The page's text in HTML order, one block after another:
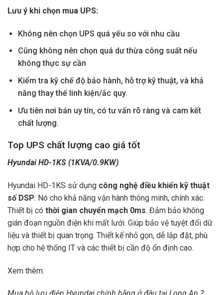
Lưu ý khi chọn mua UPS:
Không nên chọn UPS quá yếu so với nhu cầu
Cũng không nên chọn quá dư thừa công suất nếu
không thực sự cần
Kiểm tra kỹ chế độ bảo hành, hỗ trợ kỹ thuật, và khả
năng thay thế linh kiện/ắc quy.
Ưu tiên nơi bán uy tín, có tư vấn rõ ràng và cam kết
chất lượng.
Top UPS chất lượng cao giá tốt
Hyundai HD-1KS (1KVA/0.9KW)
Hyundai HD-1KS sử dụng công nghệ điều khiển kỹ thuật
số DSP. Nó cho khả năng vận hành thông minh, chính xác.
Thiết bị có thời gian chuyển mạch 0ms. Đảm bảo không
gián đoạn nguồn điện khi mất lưới. Giúp bảo vệ tuyệt đối dữ
liệu và thiết bị quan trọng. Thiết kế nhỏ gọn, dễ lắp đặt, phù
hợp cho hệ thống IT và các thiết bị cần độ ổn định cao.
Xem thêm: